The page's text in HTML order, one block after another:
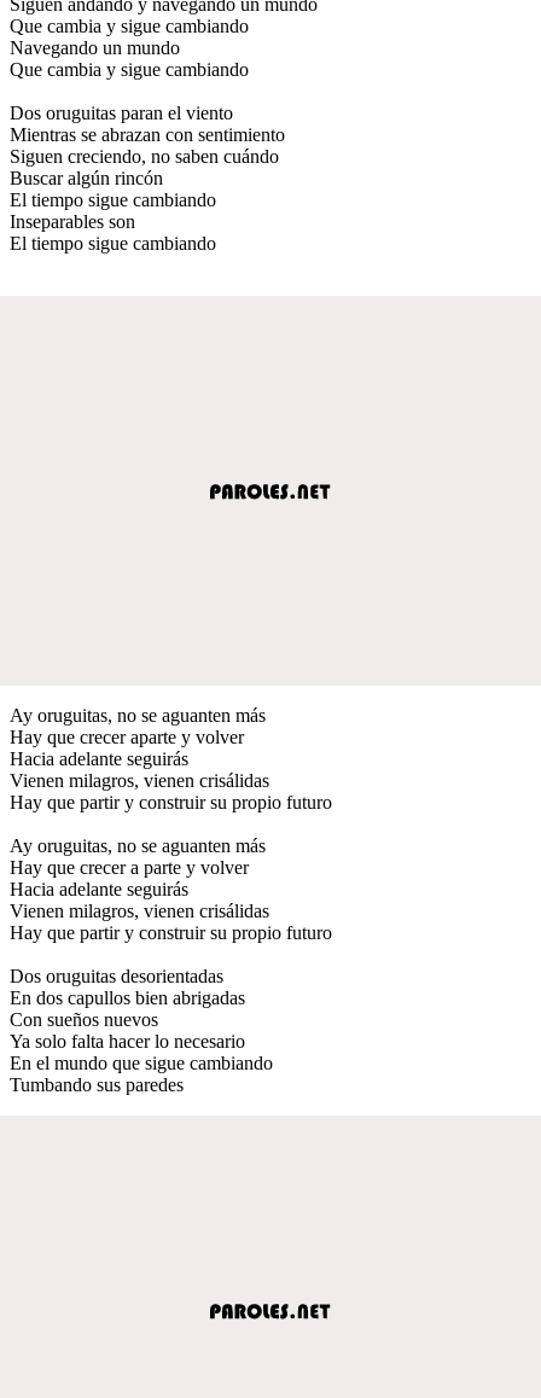
Que cambia y sigue cambiando
Navegando un mundo
Que cambia y sigue cambiando
Dos oruguitas paran el viento
Mientras se abrazan con sentimiento
Siguen creciendo, no saben cuándo
Buscar algún rincón
El tiempo sigue cambiando
Inseparables son
El tiempo sigue cambiando
Ay oruguitas, no se aguanten más
Hay que crecer aparte y volver
Hacia adelante seguirás
Vienen milagros, vienen crisálidas
Hay que partir y construir su propio futuro
Ay oruguitas, no se aguanten más
Hay que crecer a parte y volver
Hacia adelante seguirás
Vienen milagros, vienen crisálidas
Hay que partir y construir su propio futuro
Dos oruguitas desorientadas
En dos capullos bien abrigadas
Con sueños nuevos
Ya solo falta hacer lo necesario
En el mundo que sigue cambiando
Tumbando sus paredes